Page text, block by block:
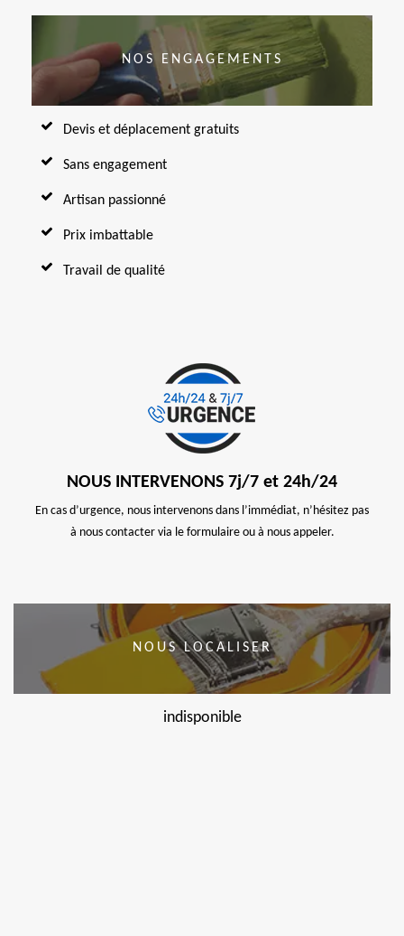
NOS ENGAGEMENTS
Devis et déplacement gratuits
Sans engagement
Artisan passionné
Prix imbattable
Travail de qualité
NOUS INTERVENONS 7j/7 et 24h/24
En cas d’urgence, nous intervenons dans l’immédiat, n’hésitez pas
à nous contacter via le formulaire ou à nous appeler.
NOUS LOCALISER
indisponible